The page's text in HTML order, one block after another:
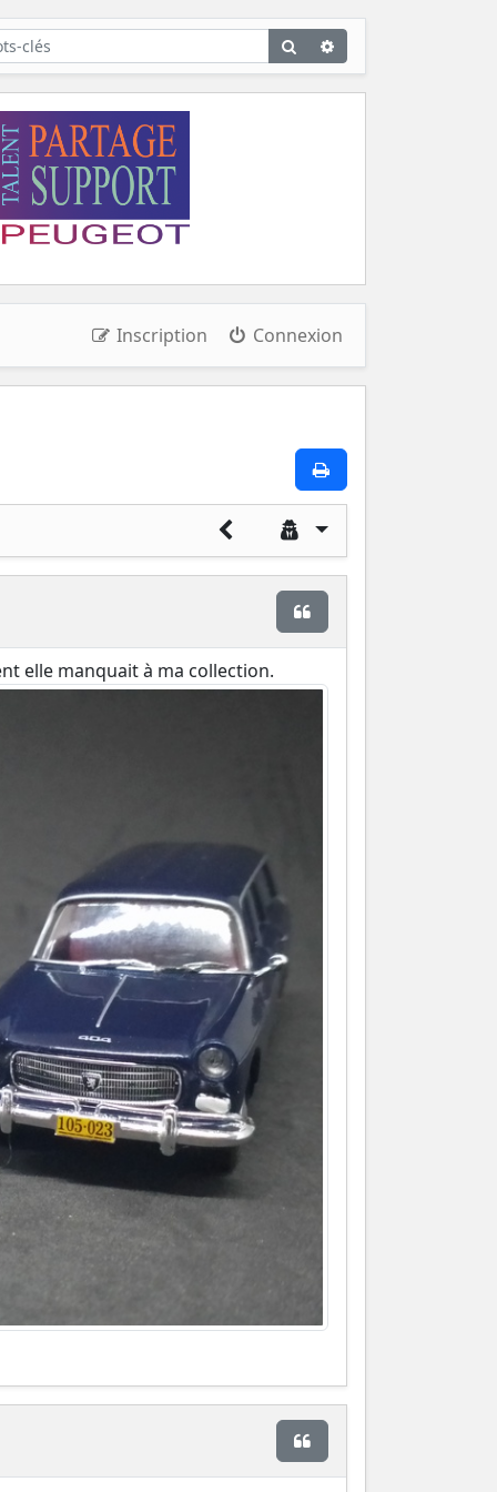
Rechercher
avancée
Inscription Connexion
elle manquait à ma collection.